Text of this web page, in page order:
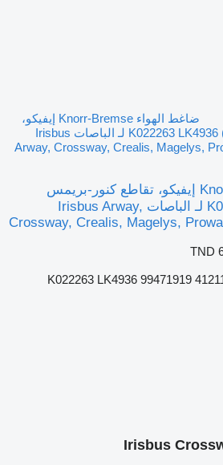
ضاغط الهواء Knorr-Bremse إيفيكو،
تقاطع كنور-بريمس (01.06-) K022263 LK4936 لـ الباصات Irisbus
Arway, Crossway, Crealis, Magelys,
ضاغط الهواء Knorr-Bremse إيفيكو، تقاطع كنور-بريمس
(01.06-) K022263 LK4936 لـ الباصات Irisbus Arway,
Crossway, Crealis, Magelys,
TND
K022263 LK4936 99471919